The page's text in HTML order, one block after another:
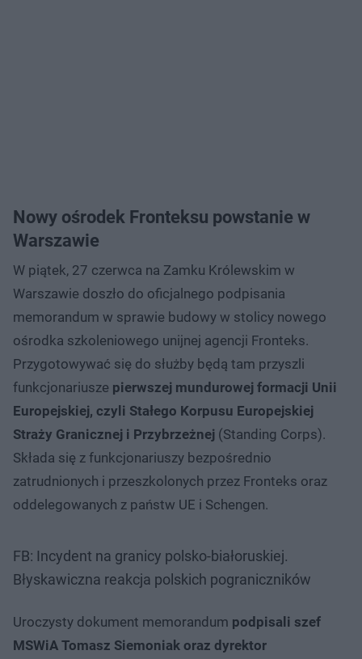
Nowy ośrodek Fronteksu powstanie w
Warszawie
W piątek, 27 czerwca na Zamku Królewskim w
Warszawie doszło do oficjalnego podpisania
memorandum w sprawie budowy w stolicy nowego
ośrodka szkoleniowego unijnej agencji Fronteks.
Przygotowywać się do służby będą tam przyszli
funkcjonariusze pierwszej mundurowej formacji Unii
Europejskiej, czyli Stałego Korpusu Europejskiej
Straży Granicznej i Przybrzeżnej (Standing Corps).
Składa się z funkcjonariuszy bezpośrednio
zatrudnionych i przeszkolonych przez Fronteks oraz
oddelegowanych z państw UE i Schengen.
FB: Incydent na granicy polsko-białoruskiej.
Błyskawiczna reakcja polskich pograniczników
Uroczysty dokument memorandum podpisali szef
MSWiA Tomasz Siemoniak oraz dyrektor